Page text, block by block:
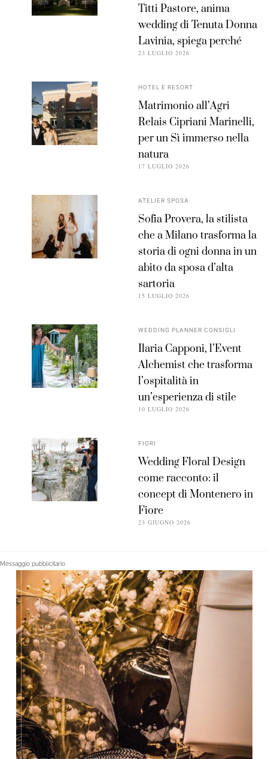
Titti Pastore, anima
wedding di Tenuta Donna
Lavinia, spiega perché
23 LUGLIO 2026
HOTEL E RESORT
Matrimonio all’Agri
Relais Cipriani Marinelli,
per un Sì immerso nella
natura
17 LUGLIO 2026
ATELIER SPOSA
Sofia Provera, la stilista
che a Milano trasforma la
storia di ogni donna in un
abito da sposa d’alta
sartoria
15 LUGLIO 2026
WEDDING PLANNER CONSIGLI
Ilaria Capponi, l’Event
Alchemist che trasforma
l’ospitalità in
un’esperienza di stile
10 LUGLIO 2026
FIORI
Wedding Floral Design
come racconto: il
concept di Montenero in
Fiore
23 GIUGNO 2026
Messaggio pubblicitario